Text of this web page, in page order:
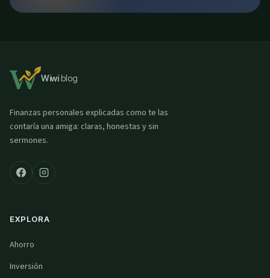
Wiwiblog
Finanzas personales explicadas como te las
contaría una amiga: claras, honestas y sin
sermones.
EXPLORA
Ahorro
Inversión